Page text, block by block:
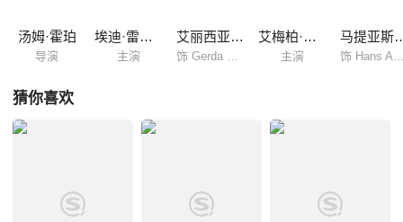
情，重现一位最早接受性别重置手术的丹麦画家与妻子的传奇故事。
汤姆·霍珀
导演
埃迪·雷德梅恩
主演
艾丽西亚·维坎德 艾梅柏·希尔德
主演
马提亚
猜你喜欢